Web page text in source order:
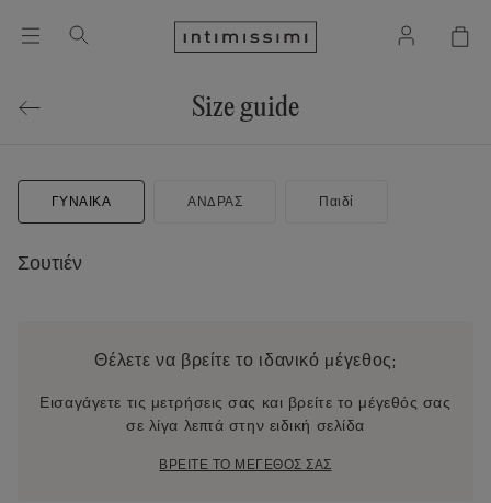
Size guide
ΓΥΝΑΙΚΑ ΑΝΔΡΑΣ Παιδί
Σουτιέν
Θέλετε να βρείτε το ιδανικό μέγεθος;
Εισαγάγετε τις μετρήσεις σας και βρείτε το μέγεθός σας
σε λίγα λεπτά στην ειδική σελίδα
ΒΡΕΙΤΕ ΤΟ ΜΕΓΕΘΟΣ ΣΑΣ